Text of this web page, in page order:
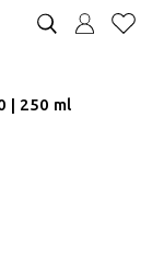
| 250 ml